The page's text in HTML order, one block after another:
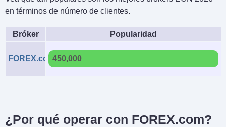
en términos de número de clientes.
Bróker Popularidad
FOREX.com450,000
¿Por qué operar con FOREX.com?